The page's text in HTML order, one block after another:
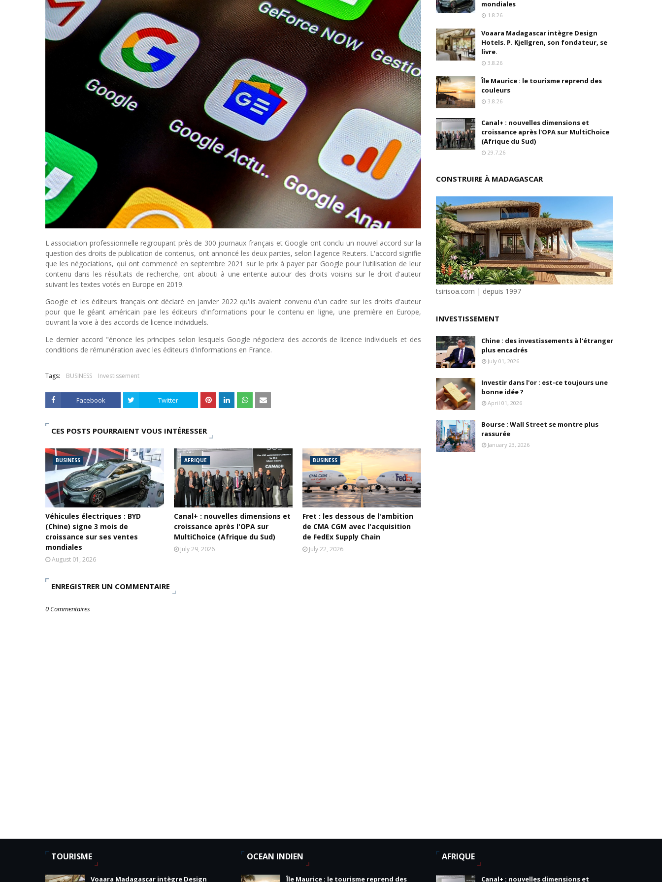
Jeux vidéo : Supercell parie sur les studios africains
Unknown-Jul 13 2026
Intelligence artificielle : le "Sud global" joue sa partition
Unknown-Jul 06 2026
Chine : des investissements à l'étranger plus encadrés
Unknown-Jul 01 2026
Economie hôtelière : la connectivité comme levier stratégique
Unknown-Jun 27 2026
Pays du Golfe : nouveau paradigme, nouvelles priorités
Unknown
Jun 22 2026
Neutralité carbone : les "Iles Vanille" poussent leurs pions
Jun 18 2026
Rendez-vous golfique : Mazagan joue sa carte
Unknown-Jun 11 2026
Course à l'IA : Meta envisage une importante levée de fonds
Unknown
Jun 06 2026
Banques centrales : indépendantes jusqu'où ?
Unknown-Jun 02 2026
VTC : Yango Group veut accélérer en Afrique
Unknown
May 22 2026
Marques françaises : Chanel aux sommets de la valorisation et la désirabilité
Tsirisoa Edition-May 13 2026
Art et médias sociaux : à l'ère de la "présence ciblée"
Unknown
-May 09 2026
Tourisme : l'Afrique fait le pari du luxe et de la durabilité
Economie : quand le roi dollar grince
Unknown-Apr 26 2026
Industrie musicale : zoom sur la stratégie de Céline Dion
Le cours de l'or au plus haut depuis juin 2026
Voaara Madagascar intègre Design Hotels. P. Kjellgren, son fondateur, se livre.
L'association professionnelle regroupant près de 300 journaux français et Google ont conclu un nouvel accord sur la
question des droits de publication de contenus, ont annoncé les deux parties, selon l'agence Reuters. L'accord signifie
que les négociations, qui ont commencé en septembre 2021 sur le prix à payer par Google pour l'utilisation de leur
contenu dans les résultats de recherche, ont abouti à une entente autour des droits voisins sur le droit d'auteur
suivant les textes votés en Europe en 2019.
Google et les éditeurs français ont déclaré en janvier 2022 qu'ils avaient convenu d'un cadre sur les droits d'auteur
pour que le géant américain paie les éditeurs d'informations pour le contenu en ligne, une première en Europe,
ouvrant la voie à des accords de licence individuels.
Le dernier accord "énonce les principes selon lesquels Google négociera des accords de licence individuels et des
conditions de rémunération avec les éditeurs d'informations en France.
Tags: BUSINESS Investissement
Facebook Twitter
CES POSTS POURRAIENT VOUS INTÉRESSER
BUSINESS
Véhicules électriques : BYD
(Chine) signe 3 mois de
croissance sur ses ventes
mondiales
August 01, 2026
AFRIQUE
Canal+ : nouvelles dimensions et
croissance après l'OPA sur
MultiChoice (Afrique du Sud)
July 29, 2026
BUSINESS
Fret : les dessous de l'ambition
de CMA CGM avec l'acquisition
de FedEx Supply Chain
July 22, 2026
ENREGISTRER UN COMMENTAIRE
0 Commentaires
mondiales
1.8.26
Voaara Madagascar intègre Design
Hotels. P. Kjellgren, son fondateur, se
livre.
3.8.26
Île Maurice : le tourisme reprend des
couleurs
3.8.26
Canal+ : nouvelles dimensions et
croissance après l'OPA sur MultiChoice
(Afrique du Sud)
29.7.26
CONSTRUIRE À MADAGASCAR
tsirisoa.com | depuis 1997
INVESTISSEMENT
Chine : des investissements à l'étranger
plus encadrés
July 01, 2026
Investir dans l'or : est-ce toujours une
bonne idée ?
April 01, 2026
Bourse : Wall Street se montre plus
rassurée
January 23, 2026
TOURISME
Voaara Madagascar intègre Design
OCEAN INDIEN
Île Maurice : le tourisme reprend des
AFRIQUE
Canal+ : nouvelles dimensions et